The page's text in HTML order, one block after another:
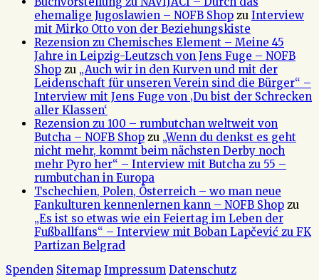
ehemalige Jugoslawien – NOFB Shop zu Interview
mit Mirko Otto von der Beziehungskiste
Rezension zu Chemisches Element – Meine 45
Jahre in Leipzig-Leutzsch von Jens Fuge – NOFB
Shop zu „Auch wir in den Kurven und mit der
Leidenschaft für unseren Verein sind die Bürger“ –
Interview mit Jens Fuge von ‚Du bist der Schrecken
aller Klassen‘
Rezension zu 100 – rumbutchan weltweit von
Butcha – NOFB Shop zu „Wenn du denkst es geht
nicht mehr, kommt beim nächsten Derby noch
mehr Pyro her“ – Interview mit Butcha zu 55 –
rumbutchan in Europa
Tschechien, Polen, Österreich – wo man neue
Fankulturen kennenlernen kann – NOFB Shop zu
„Es ist so etwas wie ein Feiertag im Leben der
Fußballfans“ – Interview mit Boban Lapčević zu FK
Partizan Belgrad
Spenden Sitemap Impressum Datenschutz